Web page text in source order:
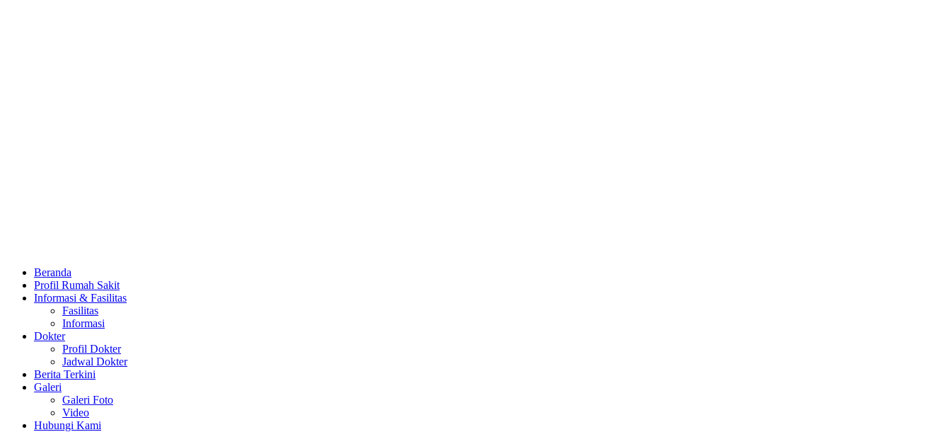
Beranda
Profil Rumah Sakit
Informasi & Fasilitas
Fasilitas
Informasi
Dokter
Profil Dokter
Jadwal Dokter
Berita Terkini
Galeri
Galeri Foto
Video
Hubungi Kami